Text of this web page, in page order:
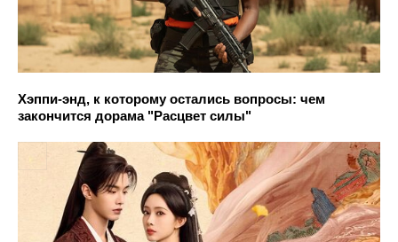
Хэппи-энд, к которому остались вопросы: чем
закончится дорама "Расцвет силы"